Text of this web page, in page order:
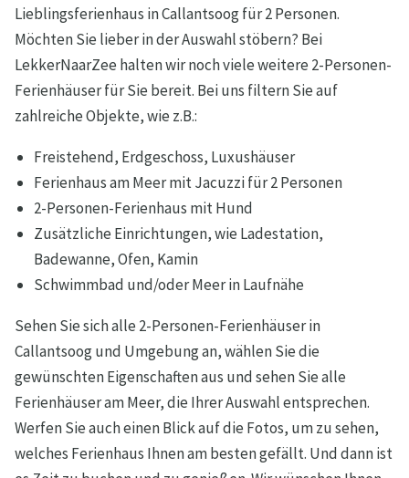
Lieblingsferienhaus in Callantsoog für 2 Personen.
Möchten Sie lieber in der Auswahl stöbern? Bei
LekkerNaarZee halten wir noch viele weitere 2-Personen-
Ferienhäuser für Sie bereit. Bei uns filtern Sie auf
zahlreiche Objekte, wie z.B.:
Freistehend, Erdgeschoss, Luxushäuser
Ferienhaus am Meer mit Jacuzzi für 2 Personen
2-Personen-Ferienhaus mit Hund
Zusätzliche Einrichtungen, wie Ladestation,
Badewanne, Ofen, Kamin
Schwimmbad und/oder Meer in Laufnähe
Sehen Sie sich alle 2-Personen-Ferienhäuser in
Callantsoog und Umgebung an, wählen Sie die
gewünschten Eigenschaften aus und sehen Sie alle
Ferienhäuser am Meer, die Ihrer Auswahl entsprechen.
Werfen Sie auch einen Blick auf die Fotos, um zu sehen,
welches Ferienhaus Ihnen am besten gefällt. Und dann ist